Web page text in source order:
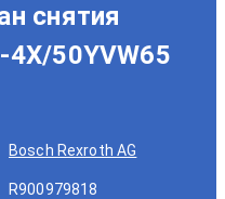
снятия
4X/50YVW65
Bosch Rexroth AG
R900979818